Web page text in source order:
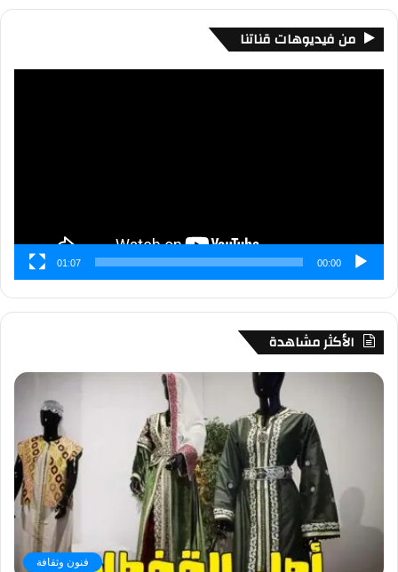
من فيديوهات قناتنا
00:00
01:07
الأكثر مشاهدة
فنون وثقافة